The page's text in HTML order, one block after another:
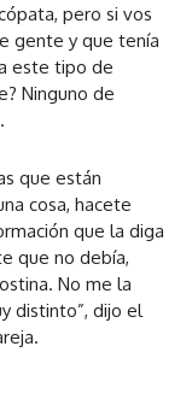
pero si vos
gente y que tenía
este tipo de
Ninguno de
que están
cosa, hacete
que la diga
que no debía,
No me la
distinto”, dijo el